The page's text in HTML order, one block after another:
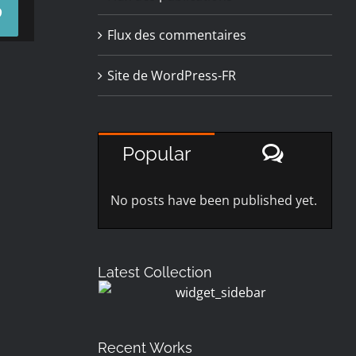
Flux des commentaires
Site de WordPress-FR
Popular
No posts have been published yet.
Latest Collection
Recent Works